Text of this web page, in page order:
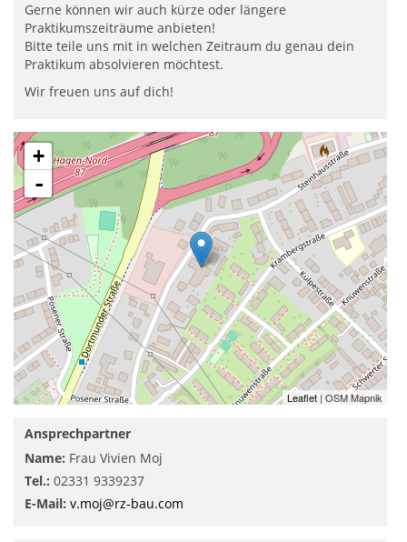
Gerne können wir auch kürze oder längere
Praktikumszeiträume anbieten!
Bitte teile uns mit in welchen Zeitraum du genau dein
Praktikum absolvieren möchtest.
Wir freuen uns auf dich!
+
-
Leaflet | OSM Mapnik
Ansprechpartner
Name: Frau Vivien Moj
Tel.: 02331 9339237
E-Mail: v.moj@rz-bau.com